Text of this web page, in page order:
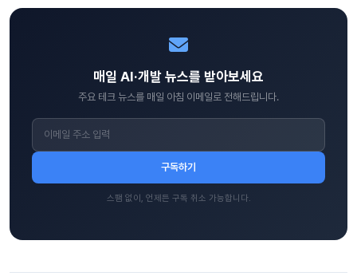
매일 AI·개발 뉴스를 받아보세요
주요 테크 뉴스를 매일 아침 이메일로 전해드립니다.
구독하기
스팸 없이, 언제든 구독 취소 가능합니다.